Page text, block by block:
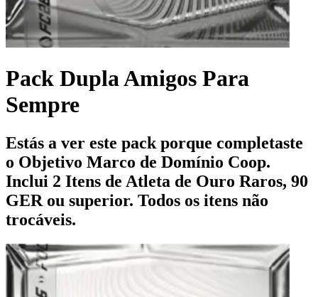
Pack Dupla Amigos Para
Sempre
Estás a ver este pack porque completaste
o Objetivo Marco de Domínio Coop.
Inclui 2 Itens de Atleta de Ouro Raros, 90
GER ou superior. Todos os itens não
trocáveis.